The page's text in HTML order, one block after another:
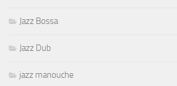
Jazz Bossa
Jazz Dub
jazz manouche